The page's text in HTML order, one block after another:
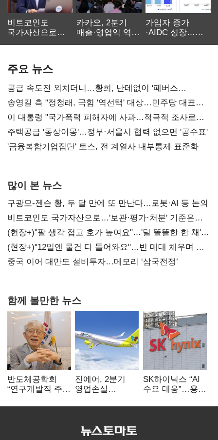
비트코인도
국가자산으로…'
카카오, 2분기
매출·영업익 역대
가입자 증가
·AIDC 성장…
주요 뉴스
공급 속도전 외치더니…황희, 난데없이 '폐버스
리모델링' 제안
송영길 측 "정청래, 국힘 '역선택' 대상…민주당 대표로
총선 지휘 못해"
이 대통령 "국가폭력 피해자에 사과…적극적 조사로
진실 밝혀야"
주택공급 '동상이몽'…정부·서울시 협력 없으면 '공수표'
'금융복합기업집단' 토스, 전 계열사 내부통제 표준화
많이 본 뉴스
구광모-젠슨 황, 두 달 만에 또 만난다…로봇·AI 등 논의
비트코인도 국가자산으로…'보관·평가·처분' 기준은
숙제
(현장+)"팔 생각 접고 호가 높여요"…'덜 똘똘한 한 채'
20억 키맞추기
(현장+)"12일엔 물건 다 들어와요"…빈 매대 채우며 문
연 홈플러스
중국 이어 대만도 설비투자…메모리 ‘삼국전쟁’
함께 볼만한 뉴스
반도체공학회
“연구개발직 주
개선해야”
진에어, 2분기
영업손실
상승 여파
SK하이닉스 “AI
수요 대응”…용인
투자